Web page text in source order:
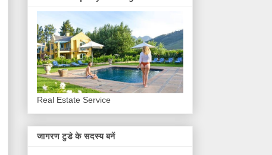
Real Estate Service
जागरण टुडे के सदस्य बनें